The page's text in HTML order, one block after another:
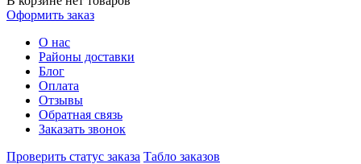
Оформить заказ
О нас
Районы доставки
Блог
Оплата
Отзывы
Обратная связь
Заказать звонок
Проверить статус заказа Табло заказов